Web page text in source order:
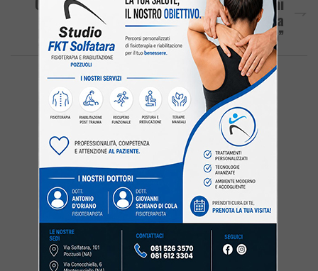
“Idratazione, Abiti Leggeri E Chiari Ma
Anche Affetto”